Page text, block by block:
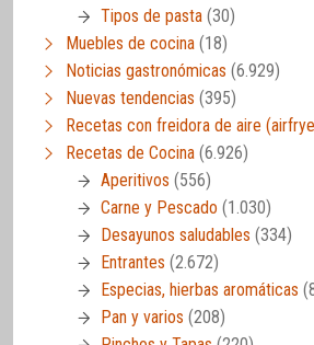
Tipos de pasta (30)
Muebles de cocina (18)
Noticias gastronómicas (6.929)
Nuevas tendencias (395)
Recetas con freidora de aire
Recetas de Cocina (6.926)
Aperitivos (556)
Carne y Pescado (1.030)
Desayunos saludables (334)
Entrantes (2.672)
Especias, hierbas aromáticas
Pan y varios (208)